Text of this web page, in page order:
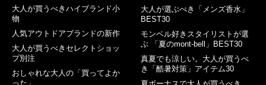
大人が買うべきハイブランド小
物
人気アウトドアブランドの新作
大人が買うべきセレクトショッ
プ別注
おしゃれな大人の「買ってよか
った」
大人が選ぶべき「メンズ香水」
BEST30
モンベル好きスタイリストが選
ぶ 「夏のmont-bell」BEST30
真夏でも涼しい。大人が買うべ
き「酷暑対策」アイテム30